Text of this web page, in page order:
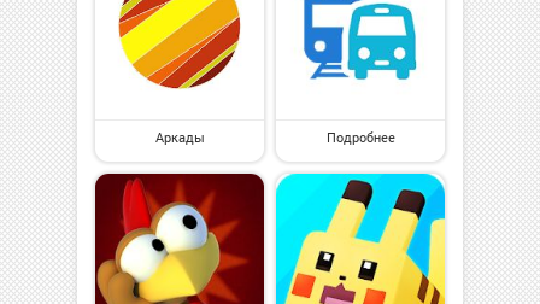
Аркады Подробнее